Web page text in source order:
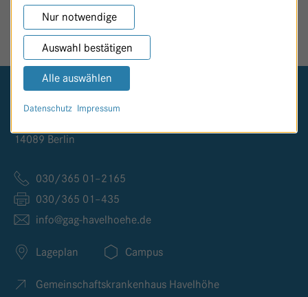
SEITE TEILEN
14089 Berlin
030/365 01–2165
030/365 01–435
info@gag-havelhoehe.de
Lageplan Campus
Gemeinschaftskrankenhaus Havelhöhe
Nur notwendige
Auswahl bestätigen
Alle auswählen
Datenschutz Impressum